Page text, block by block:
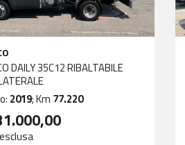
DAILY 35C12 RIBALTABILE
2019; Km 77.220